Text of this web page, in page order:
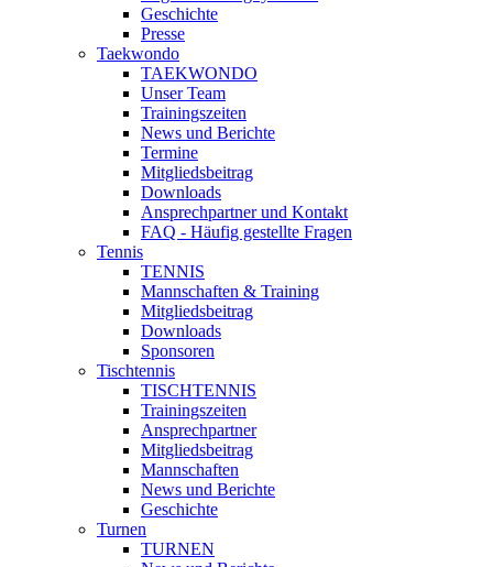
Geschichte
Presse
Taekwondo
TAEKWONDO
Unser Team
Trainingszeiten
News und Berichte
Termine
Mitgliedsbeitrag
Downloads
Ansprechpartner und Kontakt
FAQ - Häufig gestellte Fragen
Tennis
TENNIS
Mannschaften & Training
Mitgliedsbeitrag
Downloads
Sponsoren
Tischtennis
TISCHTENNIS
Trainingszeiten
Ansprechpartner
Mitgliedsbeitrag
Mannschaften
News und Berichte
Geschichte
Turnen
TURNEN